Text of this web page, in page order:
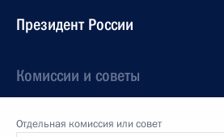
Президент России
Комиссии и советы
Отдельная комиссия или совет